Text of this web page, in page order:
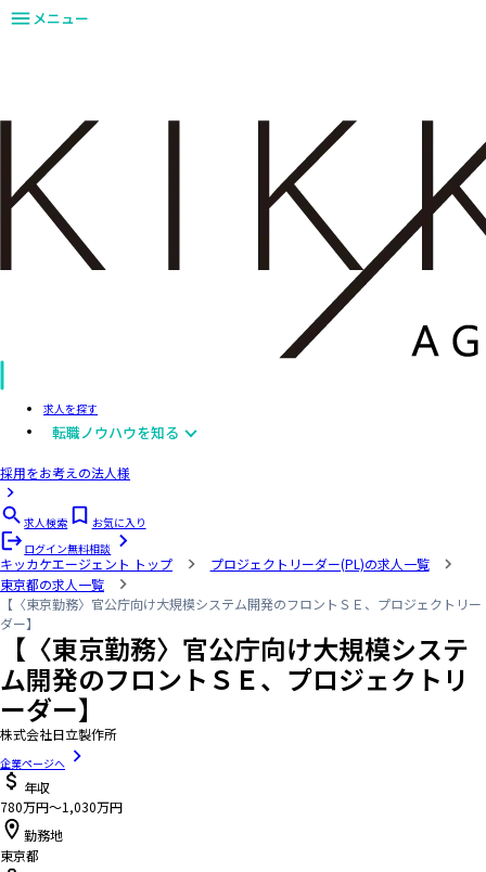
メニュー
求人を探す
転職ノウハウを知る
採用をお考えの法人様
求人検索
お気に入り
ログイン無料相談
キッカケエージェント トップ
プロジェクトリーダー(PL)の求人一覧
東京都の求人一覧
【〈東京勤務〉官公庁向け大規模システム開発のフロントＳＥ、プロジェクトリー
ダー】
【〈東京勤務〉官公庁向け大規模システ
ム開発のフロントＳＥ、プロジェクトリ
ーダー】
株式会社日立製作所
企業ページへ
年収
780万円〜1,030万円
勤務地
東京都